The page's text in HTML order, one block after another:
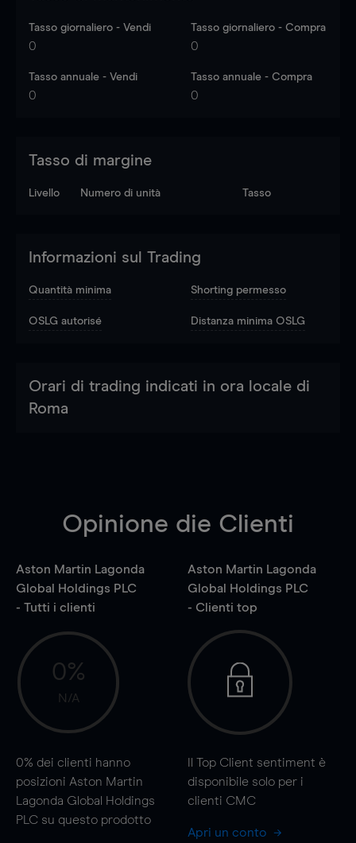
Tasso giornaliero - Vendi
0
Tasso giornaliero - Compra
0
Tasso annuale - Vendi
0
Tasso annuale - Compra
0
Tasso di margine
Livello Numero di unità Tasso
Informazioni sul Trading
Quantità minima Shorting permesso
OSLG autorisé Distanza minima OSLG
Orari di trading indicati in ora locale di
Roma
Opinione die Clienti
Aston Martin Lagonda
Global Holdings PLC
- Tutti i clienti
0%
N/A
0% dei clienti hanno
posizioni Aston Martin
Lagonda Global Holdings
PLC su questo prodotto
Aston Martin Lagonda
Global Holdings PLC
- Clienti top
Il Top Client sentiment è
disponibile solo per i
clienti CMC
Apri un conto